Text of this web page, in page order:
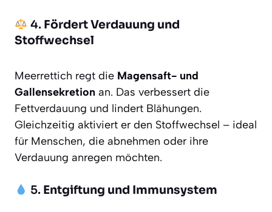
4. Fördert Verdauung und
Stoffwechsel
Meerrettich regt die Magensaft- und
Gallensekretion an. Das verbessert die
Fettverdauung und lindert Blähungen.
Gleichzeitig aktiviert er den Stoffwechsel – ideal
für Menschen, die abnehmen oder ihre
Verdauung anregen möchten.
5. Entgiftung und Immunsystem